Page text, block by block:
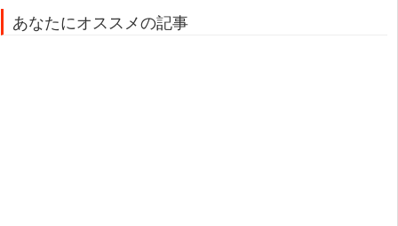
あなたにオススメの記事